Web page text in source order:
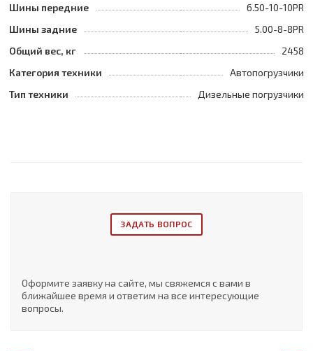
Шины передние
6.50-10-10PR
Шины задние
5.00-8-8PR
Общий вес, кг
2458
Категория техники
Автопогрузчики
Тип техники
Дизельные погрузчики
ЗАДАТЬ ВОПРОС
Оформите заявку на сайте, мы свяжемся с вами в
ближайшее время и ответим на все интересующие
вопросы.